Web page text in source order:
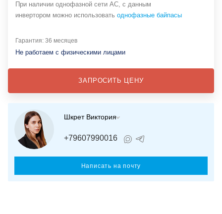
При наличии однофазной сети АС, с данным
инвертором можно использовать однофазные байпасы
Гарантия: 36 месяцев
Не работаем с физическими лицами
ЗАПРОСИТЬ ЦЕНУ
Шкрет Виктория
+79607990016
Написать на почту